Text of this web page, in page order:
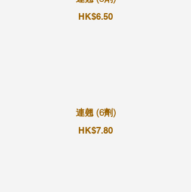
HK$6.50
連翹 (6劑)
HK$7.80